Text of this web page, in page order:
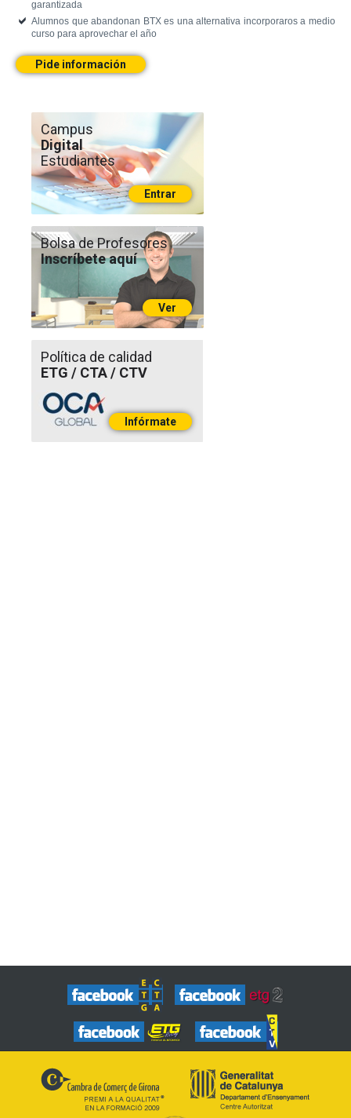
garantizada
Alumnos que abandonan BTX es una alternativa incorporaros a medio
curso para aprovechar el año
Pide información
Campus
Digital
Estudiantes
Entrar
Bolsa de Profesores
Inscríbete aquí
Ver
Política de calidad
ETG / CTA / CTV
Infórmate